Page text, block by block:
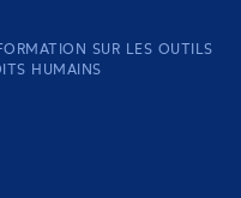
SUR LES OUTILS
HUMAINS